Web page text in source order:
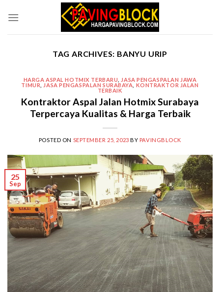
TAG ARCHIVES: BANYU URIP
HARGA ASPAL HOTMIX TERBARU
JASA PENGASPALAN JAWA
TIMUR
JASA PENGASPALAN SURABAYA KONTRAKTOR JALAN
TERBAIK
Kontraktor Aspal Jalan Hotmix Surabaya
Terpercaya Kualitas & Harga Terbaik
POSTED ON SEPTEMBER 25, 2023 BY PAVINGBLOCK
25
Sep